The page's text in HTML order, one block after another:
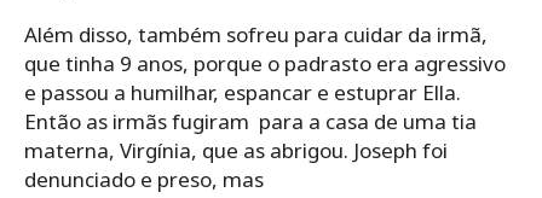
Além disso, também sofreu para cuidar da irmã,
que tinha 9 anos, porque o padrasto era agressivo
e passou a humilhar, espancar e estuprar Ella.
Então as irmãs fugiram para a casa de uma tia
materna, Virgínia, que as abrigou. Joseph foi
denunciado e preso, mas